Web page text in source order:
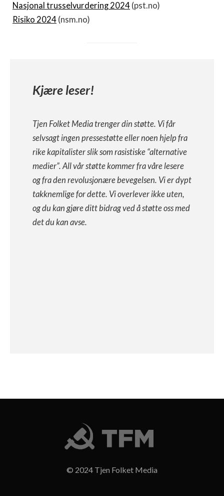
Nasjonal trusselvurdering 2024 (pst.no)
Risiko 2024 (nsm.no)
Kjære leser!
Tjen Folket Media trenger din støtte. Vi får
selvsagt ingen pressestøtte eller noen hjelp fra
rike kapitalister slik som rasistiske “alternative
medier”. All vår støtte kommer fra våre lesere
og fra den revolusjonære bevegelsen. Vi er dypt
takknemlige for dette. Vi overlever ikke uten,
og du kan gjøre ditt bidrag ved å støtte oss med
det du kan avse.
© 2024 Tjen Folket Media